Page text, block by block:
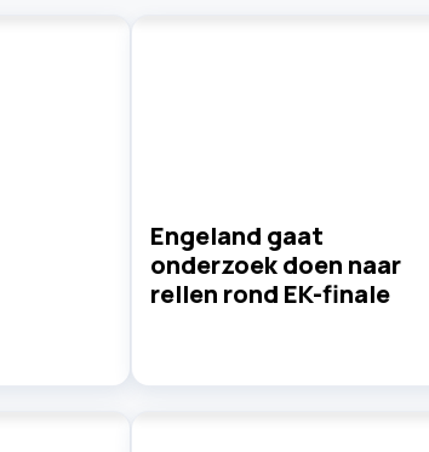
Engeland gaat
onderzoek doen naar
rellen rond EK-finale